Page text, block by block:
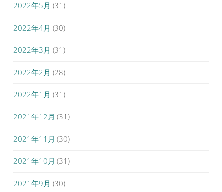
2022年5月 (31)
2022年4月 (30)
2022年3月 (31)
2022年2月 (28)
2022年1月 (31)
2021年12月 (31)
2021年11月 (30)
2021年10月 (31)
2021年9月 (30)